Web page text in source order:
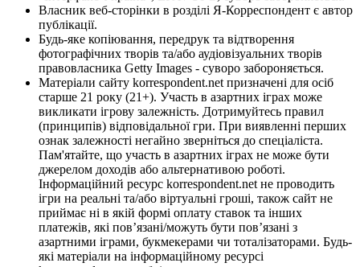
Власник веб-сторінки в розділі Я-Корреспондент є автор
публікації.
Будь-яке копіювання, передрук та відтворення
фотографічних творів та/або аудіовізуальних творів
правовласника Getty Images - суворо забороняється.
Матеріали сайту korrespondent.net призначені для осіб
старше 21 року (21+). Участь в азартних іграх може
викликати ігрову залежність. Дотримуйтесь правил
(принципів) відповідальної гри. При виявленні перших
ознак залежності негайно зверніться до спеціаліста.
Пам'ятайте, що участь в азартних іграх не може бути
джерелом доходів або альтернативою роботі.
Інформаційний ресурс korrespondent.net не проводить
ігри на реальні та/або віртуальні гроші, також сайт не
приймає ні в якій формі оплату ставок та інших
платежів, які пов’язані/можуть бути пов’язані з
азартними іграми, букмекерами чи тоталізаторами. Будь-
які матеріали на інформаційному ресурсі